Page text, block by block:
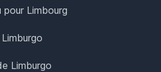
pour Limbourg
Limburgo